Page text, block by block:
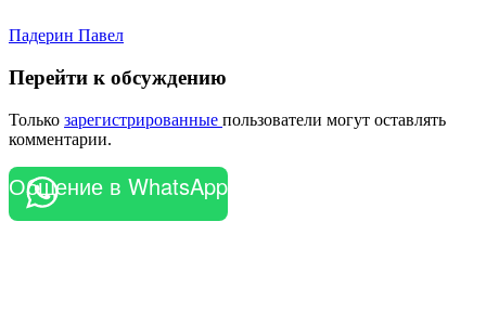
Падерин Павел
Перейти к обсуждению
Только зарегистрированные пользователи могут оставлять
комментарии.
Общение в WhatsApp